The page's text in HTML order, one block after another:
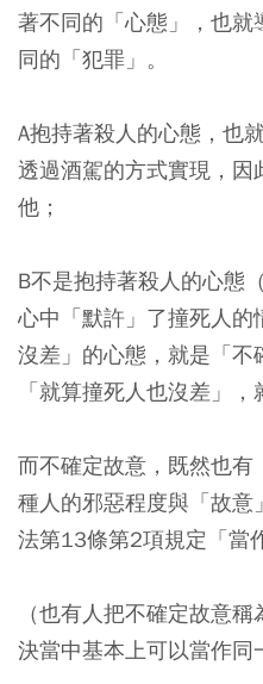
著不同的「心態」，也
同的「犯罪」。
A抱持著殺人的心態，也
透過酒駕的方式實現，因
他；
B不是抱持著殺人的心態
心中「默許」了撞死人
沒差」的心態，就是「不
「就算撞死人也沒差」
而不確定故意，既然也
種人的邪惡程度與「故
法第13條第2項規定「當
（也有人把不確定故意
決當中基本上可以當作同